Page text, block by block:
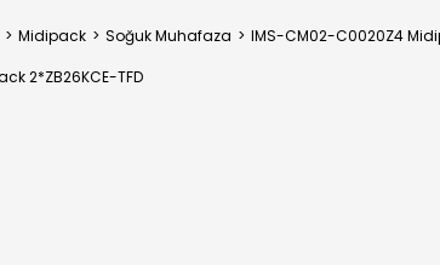
Midipack Soğuk Muhafaza IMS-CM02-C0020Z4